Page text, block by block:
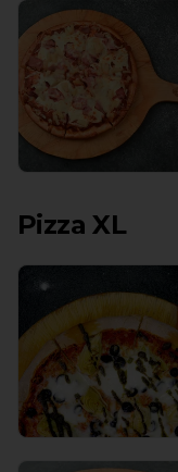
Pizza XL